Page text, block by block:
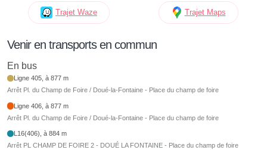
Trajet Waze Trajet Maps
Venir en transports en commun
En bus
Ligne 405, à 877 m
Arrêt Pl. du Champ de Foire / Doué-la-Fontaine - Place du champ de foire
Ligne 406, à 877 m
Arrêt Pl. du Champ de Foire / Doué-la-Fontaine - Place du champ de foire
L16(406), à 884 m
Arrêt PL CHAMP DE FOIRE 2 - DOUÉ LA FONTAINE - Place du champ de foire